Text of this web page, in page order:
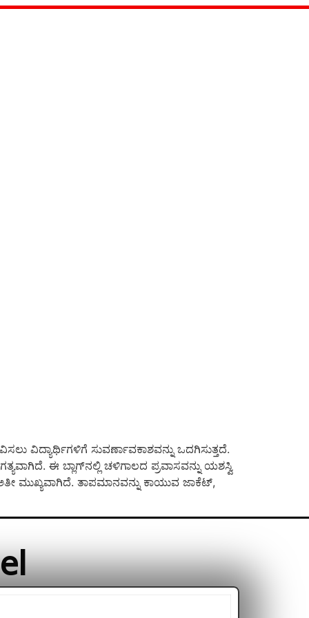
ವಿದ್ಯಾರ್ಥಿಗಳಿಗೆ ಸುವರ್ಣಾವಕಾಶವನ್ನು ಒದಗಿಸುತ್ತದೆ.
ಈ ಬ್ಲಾಗ್‌ನಲ್ಲಿ ಚಳಿಗಾಲದ ಪ್ರವಾಸವನ್ನು ಯಶಸ್ವಿ
ಮುಖ್ಯವಾಗಿದೆ. ತಾಪಮಾನವನ್ನು ಕಾಯುವ ಜಾಕೆಟ್,